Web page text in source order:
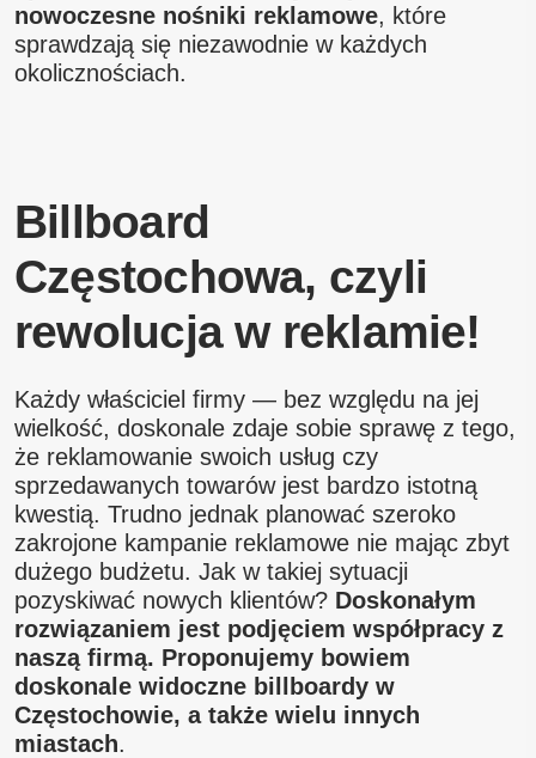
nowoczesne nośniki reklamowe, które
sprawdzają się niezawodnie w każdych
okolicznościach.
Billboard
Częstochowa, czyli
rewolucja w reklamie!
Każdy właściciel firmy — bez względu na jej
wielkość, doskonale zdaje sobie sprawę z tego,
że reklamowanie swoich usług czy
sprzedawanych towarów jest bardzo istotną
kwestią. Trudno jednak planować szeroko
zakrojone kampanie reklamowe nie mając zbyt
dużego budżetu. Jak w takiej sytuacji
pozyskiwać nowych klientów? Doskonałym
rozwiązaniem jest podjęciem współpracy z
naszą firmą. Proponujemy bowiem
doskonale widoczne billboardy w
Częstochowie, a także wielu innych
miastach.